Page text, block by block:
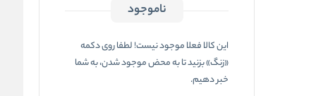
ناموجود
این کالا فعلا موجود نیست! لطفا روی دکمه
«زنگ» بزنید تا به محض موجود شدن، به شما
خبر دهیم.